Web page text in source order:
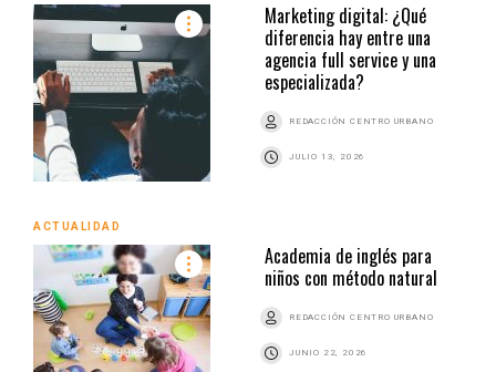
Marketing digital: ¿Qué
diferencia hay entre una
agencia full service y una
especializada?
REDACCIÓN CENTRO URBANO
JULIO 13, 2026
ACTUALIDAD
Academia de inglés para
niños con método natural
REDACCIÓN CENTRO URBANO
JUNIO 22, 2026